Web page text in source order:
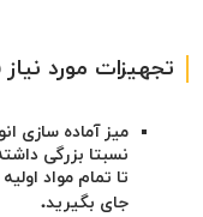
تجهیزات مورد
میز آماده سازی
نسبتا بزرگی
تا تمام مواد
جای بگیرید.